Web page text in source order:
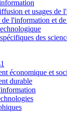
et usages de
de l'information et
des
économique et
durable